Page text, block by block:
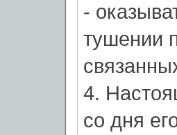
-
тушении
4.
со дня